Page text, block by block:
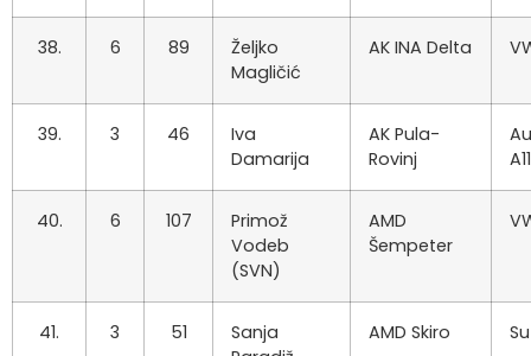
38. 6 89
Željko
Magličić
AK INA Delta
39. 3 46
Iva
Damarija
AK Pula-
Rovinj
40. 6 107
Primož
Vodeb
(SVN)
AMD
Šempeter
41. 3 51
Sanja
AMD Skiro